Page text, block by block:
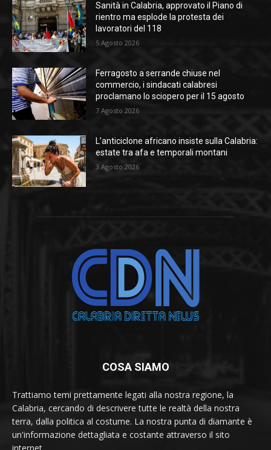
Sanità in Calabria, approvato il Piano di
rientro ma esplode la protesta dei
lavoratori del 118
5 Agosto 2026
Ferragosto a serrande chiuse nel
commercio, i sindacati calabresi
proclamano lo sciopero per il 15 agosto
7 Agosto 2026
L’anticiclone africano insiste sulla Calabria:
estate tra afa e temporali montani
3 Agosto 2026
COSA SIAMO
Trattiamo temi prettamente legati alla nostra regione, la
Calabria, cercando di descrivere tutte le realtà della nostra
terra, dalla politica al costume. La nostra punta di diamante è
un'informazione dettagliata e costante attraverso il sito